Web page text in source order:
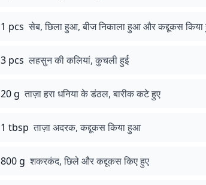
1 pcs सेब, छिला हुआ, बीज निकाला हुआ और कद्दूकस
3 pcs लहसुन की कलियां, कुचली हुई
20 g ताज़ा हरा धनिया के डंठल, बारीक कटे हुए
1 tbsp ताज़ा अदरक, कद्दूकस किया हुआ
800 g शकरकंद, छिले और कद्दूकस किए हुए